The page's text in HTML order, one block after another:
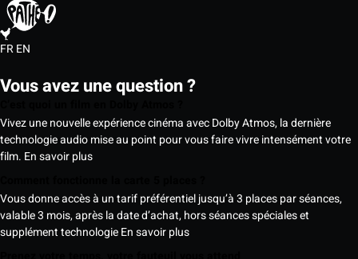
FREN
Vous avez une question ?
Vivez une nouvelle expérience cinéma avec Dolby Atmos, la dernière
technologie audio mise au point pour vous faire vivre intensément votre
film. En savoir plus
Vous donne accès à un tarif préférentiel jusqu’à 3 places par séances,
valable 3 mois, après la date d’achat, hors séances spéciales et
supplément technologieEn savoir plus